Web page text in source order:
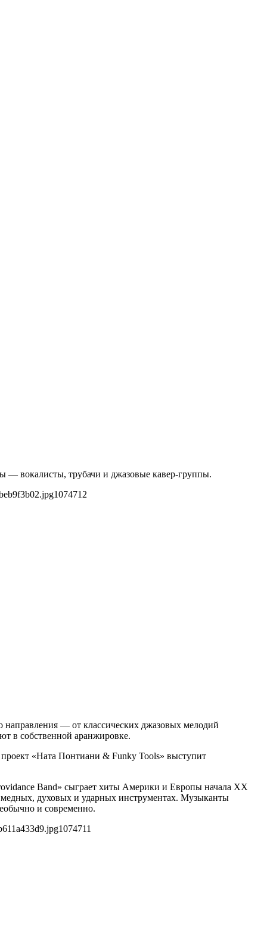
— вокалисты, трубачи и джазовые кавер-группы.
1074712
направления — от классических джазовых мелодий
в собственной аранжировке.
«Ната Понтиани & Funky Tools» выступит
Band» сыграет хиты Америки и Европы начала XX
медных, духовых и ударных инструментах. Музыканты
и современно.
1074711